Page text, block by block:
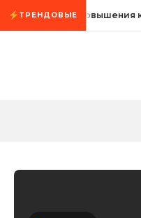
Промотать к
ТРЕНДОВЫЕ
Курсы повышения